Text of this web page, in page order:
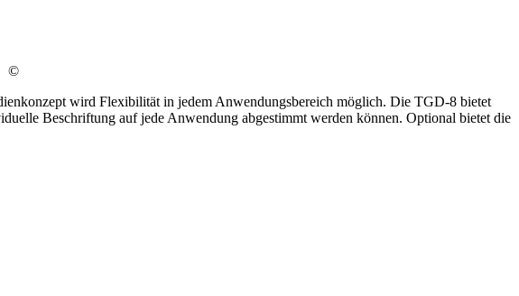
©
wird Flexibilität in jedem Anwendungsbereich möglich. Die TGD-8 bietet
Beschriftung auf jede Anwendung abgestimmt werden können. Optional bietet die